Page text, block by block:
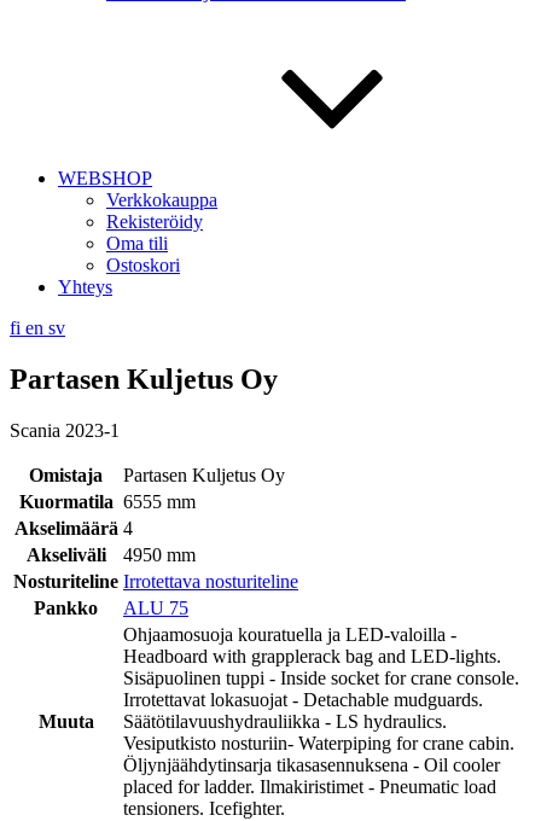
WEBSHOP
Verkkokauppa
Rekisteröidy
Oma tili
Ostoskori
Yhteys
fi en sv
Partasen Kuljetus Oy
Scania 2023-1
Omistaja
Partasen Kuljetus Oy
Kuormatila 6555 mm
Akselimäärä 4
Akseliväli
4950 mm
Nosturiteline Irrotettava nosturiteline
Pankko
ALU 75
Muuta
Ohjaamosuoja kouratuella ja LED-valoilla -
Headboard with grapplerack bag and LED-lights.
Sisäpuolinen tuppi - Inside socket for crane console.
Irrotettavat lokasuojat - Detachable mudguards.
Säätötilavuushydrauliikka - LS hydraulics.
Vesiputkisto nosturiin- Waterpiping for crane cabin.
Öljynjäähdytinsarja tikasasennuksena - Oil cooler
placed for ladder. Ilmakiristimet - Pneumatic load
tensioners. Icefighter.